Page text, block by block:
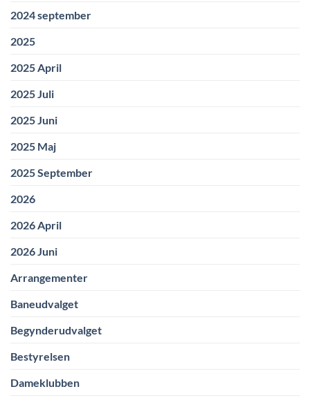
2024 september
2025
2025 April
2025 Juli
2025 Juni
2025 Maj
2025 September
2026
2026 April
2026 Juni
Arrangementer
Baneudvalget
Begynderudvalget
Bestyrelsen
Dameklubben